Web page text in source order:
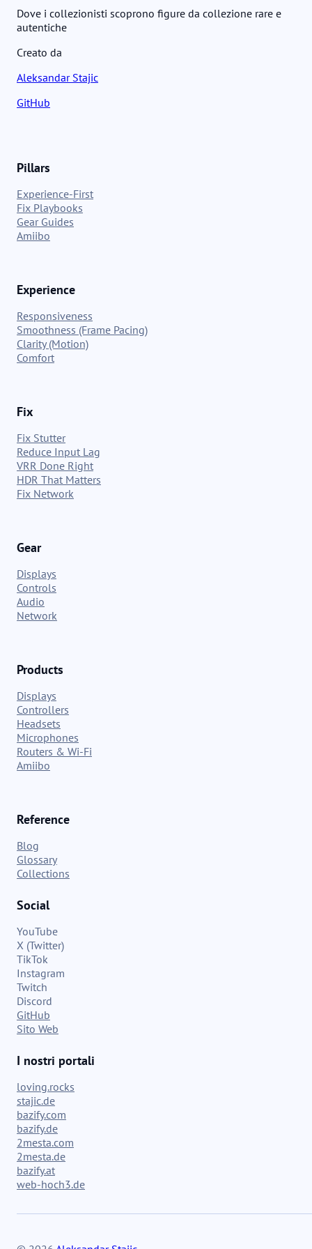
Dove i collezionisti scoprono figure da collezione rare e
autentiche
Creato da
Aleksandar Stajic
GitHub
Pillars
Experience-First
Fix Playbooks
Gear Guides
Amiibo
Experience
Responsiveness
Smoothness (Frame Pacing)
Clarity (Motion)
Comfort
Fix
Fix Stutter
Reduce Input Lag
VRR Done Right
HDR That Matters
Fix Network
Gear
Displays
Controls
Audio
Network
Products
Displays
Controllers
Headsets
Microphones
Routers & Wi-Fi
Amiibo
Reference
Blog
Glossary
Collections
Social
YouTube
X (Twitter)
TikTok
Instagram
Twitch
Discord
GitHub
Sito Web
I nostri portali
loving.rocks
stajic.de
bazify.com
bazify.de
2mesta.com
2mesta.de
bazify.at
web-hoch3.de